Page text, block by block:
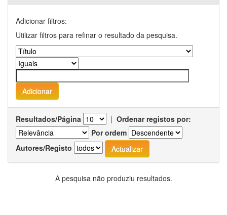
Adicionar filtros:
Utilizar filtros para refinar o resultado da pesquisa.
Resultados/Página | Ordenar registos por:
Por ordem
Autores/Registo
A pesquisa não produziu resultados.